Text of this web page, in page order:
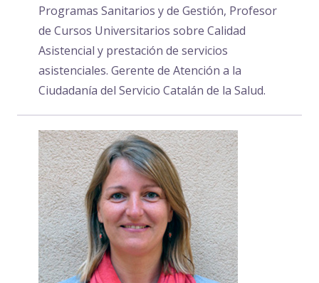
Programas Sanitarios y de Gestión, Profesor
de Cursos Universitarios sobre Calidad
Asistencial y prestación de servicios
asistenciales. Gerente de Atención a la
Ciudadanía del Servicio Catalán de la Salud.